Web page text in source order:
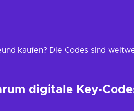
kaufen? Die Codes sind
digitale Key-